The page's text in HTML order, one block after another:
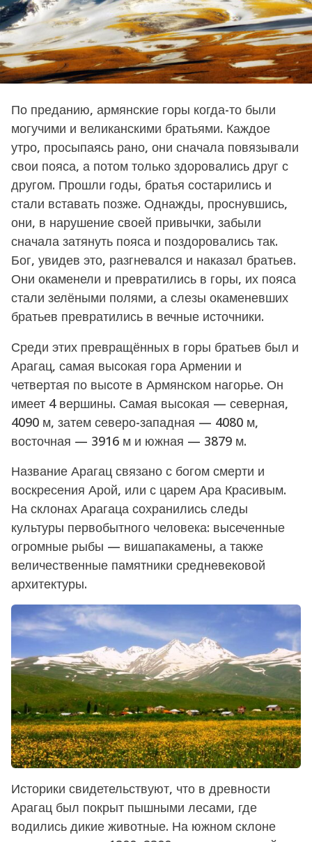
ц
е
в
a
g
o
По преданию, армянские горы когда-то были
могучими и великанскими братьями. Каждое
утро, просыпаясь рано, они сначала повязывали
свои пояса, а потом только здоровались друг с
другом. Прошли годы, братья состарились и
стали вставать позже. Однажды, проснувшись,
они, в нарушение своей привычки, забыли
сначала затянуть пояса и поздоровались так.
Бог, увидев это, разгневался и наказал братьев.
Они окаменели и превратились в горы, их пояса
стали зелёными полями, а слезы окаменевших
братьев превратились в вечные источники.
Среди этих превращённых в горы братьев был и
Арагац, самая высокая гора Армении и
четвертая по высоте в Армянском нагорье. Он
имеет 4 вершины. Самая высокая — северная,
4090 м, затем северо-западная — 4080 м,
восточная — 3916 м и южная — 3879 м.
Название Арагац связано с богом смерти и
воскресения Арой, или с царем Ара Красивым.
На склонах Арагаца сохранились следы
культуры первобытного человека: высеченные
огромные рыбы — вишапакамены, а также
величественные памятники средневековой
архитектуры.
Историки свидетельствуют, что в древности
Арагац был покрыт пышными лесами, где
водились дикие животные. На южном склоне